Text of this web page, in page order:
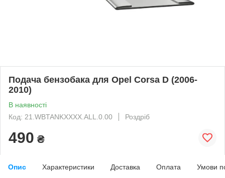
Подача бензобака для Opel Corsa D (2006-
2010)
В наявності
Код: 21.WBTANKXXXX.ALL.0.00
Роздріб
490 ₴
Опис Характеристики Доставка Оплата Умови